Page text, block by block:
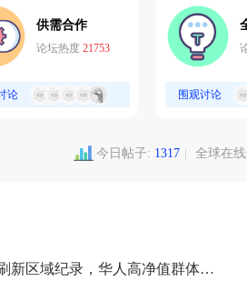
供需合作
论坛热度 21753
论 围观讨论
今日帖子: 1317 全球在
新区域纪录，华人高净值群体成